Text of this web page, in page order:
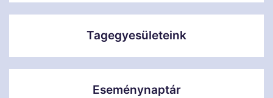
Tagegyesületeink
Eseménynaptár